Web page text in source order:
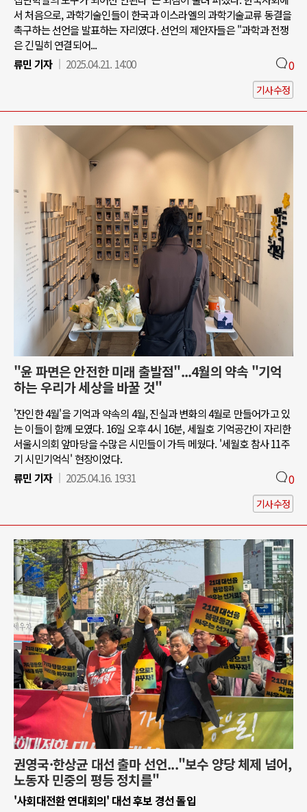
서 처음으로, 과학기술인들이 한국과 이스라엘의 과학기술교류 동결을
촉구하는 선언을 발표하는 자리였다. 선언의 제안자들은 "과학과 전쟁
은 긴밀히 연결되어...
류민 기자
2025.04.21. 14:00 0
기사수정
"윤 파면은 안전한 미래 출발점"...4월의 약속 "기억
하는 우리가 세상을 바꿀 것"
'잔인한 4월'을 기억과 약속의 4월, 진실과 변화의 4월로 만들어가고 있
는 이들이 함께 모였다. 16일 오후 4시 16분, 세월호 기억공간이 자리한
서울시의회 앞마당을 수많은 시민들이 가득 메웠다. '세월호 참사 11주
기 시민기억식' 현장이었다.
류민 기자
2025.04.16. 19:31 0
기사수정
권영국·한상균 대선 출마 선언..."보수 양당 체제 넘어,
노동자 민중의 평등 정치를"
'사회대전환 연대회의' 대선 후보 경선 돌입